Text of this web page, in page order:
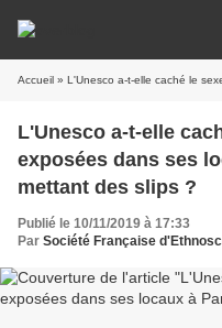
Accueil » L'Unesco a-t-elle caché le sexe de
L'Unesco a-t-elle
exposées dans ses
mettant des slips ?
Publié le 10/11/2019 à 17:33
Par Société Française